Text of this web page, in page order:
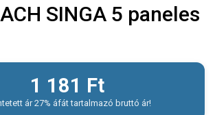
SINGA 5 paneles
1 181 Ft
ár 27% áfát tartalmazó bruttó ár!